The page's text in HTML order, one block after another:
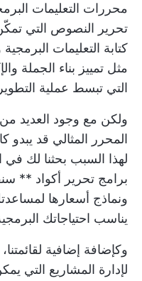
محررات التعليمات
تحرير النصوص التي
كتابة التعليمات
مثل تمييز بناء الجملة
التي تبسط عملية
ولكن مع وجود العديد
المحرر المثالي قد
برامج تحرير أكواد **
ونماذج أسعارها
يناسب احتياجاتك
وكإضافة إضافية
لإدارة المشاريع التي